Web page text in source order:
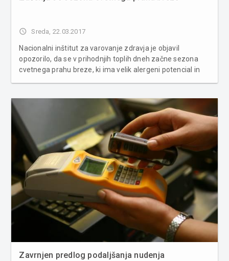
access_time Sreda, 22.03.2017
Nacionalni inštitut za varovanje zdravja je objavil
opozorilo, da se v prihodnjih toplih dneh začne sezona
cvetnega prahu breze, ki ima velik alergeni potencial in
Zavrnjen predlog podaljšanja nudenja